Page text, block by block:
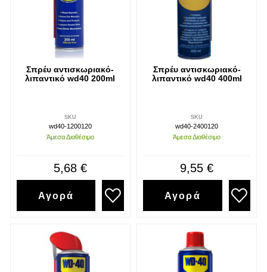
Σπρέυ αντισκωριακό-
λιπαντικό wd40 200ml
SKU
wd40-1200120
Άμεσα Διαθέσιμο
5,68 €
Αγορά
Σπρέυ αντισκωριακό-
λιπαντικό wd40 400ml
SKU
wd40-2400120
Άμεσα Διαθέσιμο
9,55 €
Αγορά